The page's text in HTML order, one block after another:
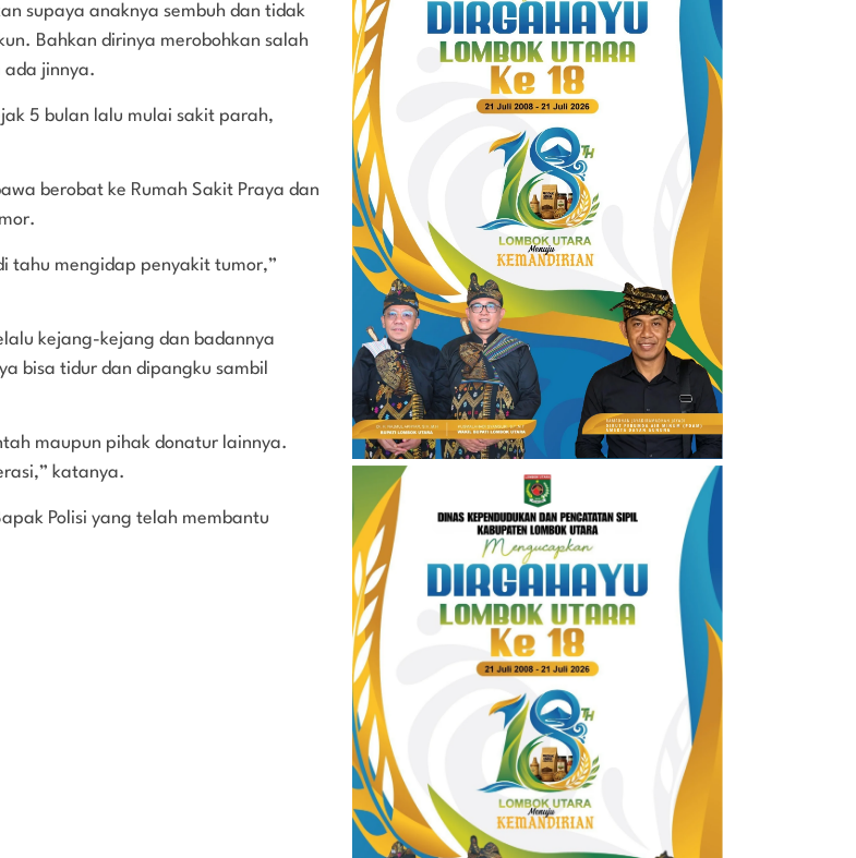
supaya anaknya sembuh dan tidak
Bahkan dirinya merobohkan salah
ada jinnya.
5 bulan lalu mulai sakit parah,
berobat ke Rumah Sakit Praya dan
tahu mengidap penyakit tumor,”
kejang-kejang dan badannya
bisa tidur dan dipangku sambil
maupun pihak donatur lainnya.
katanya.
Polisi yang telah membantu